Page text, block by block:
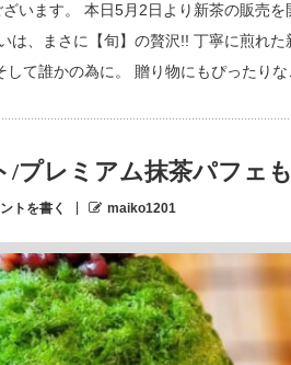
います。 本日5月2日より新茶の販売を
は、まさに【旬】の贅沢!! 丁寧に煎れた
て誰かの為に。 贈り物にもぴったりな
/プレミアム抹茶パフェ
トを書く maiko1201